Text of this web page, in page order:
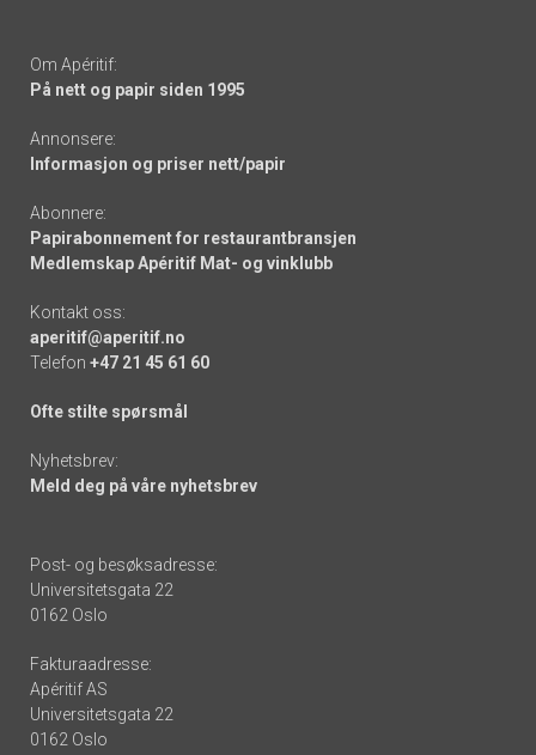
Om Apéritif:
På nett og papir siden 1995
Annonsere:
Informasjon og priser nett/papir
Abonnere:
Papirabonnement for restaurantbransjen
Medlemskap Apéritif Mat- og vinklubb
Kontakt oss:
aperitif@aperitif.no
Telefon +47 21 45 61 60
Ofte stilte spørsmål
Nyhetsbrev:
Meld deg på våre nyhetsbrev
Post- og besøksadresse:
Universitetsgata 22
0162 Oslo
Fakturaadresse:
Apéritif AS
Universitetsgata 22
0162 Oslo